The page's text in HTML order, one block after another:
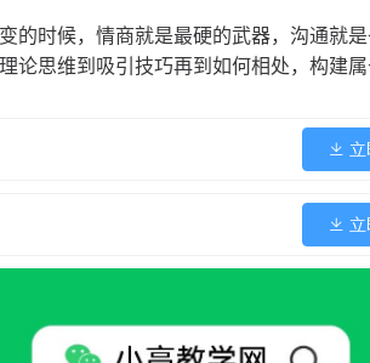
的时候，情商就是最硬的武器，沟通就
论思维到吸引技巧再到如何相处，构建